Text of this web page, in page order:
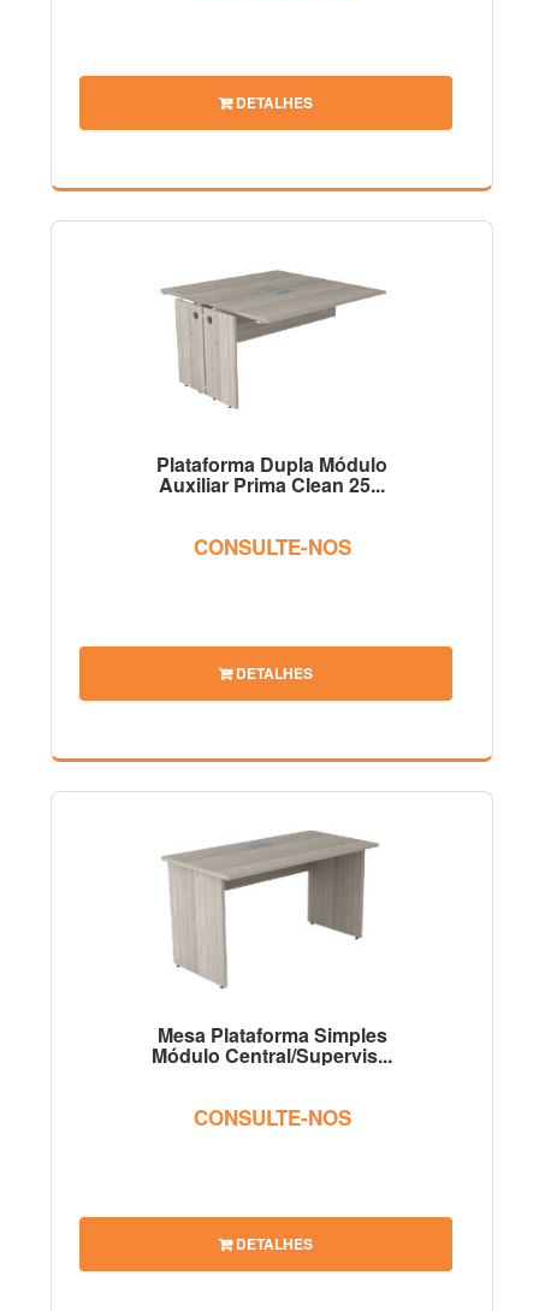
DETALHES
Plataforma Dupla Módulo
Auxiliar Prima Clean 25...
CONSULTE-NOS
DETALHES
Mesa Plataforma Simples
Módulo Central/Supervis...
CONSULTE-NOS
DETALHES